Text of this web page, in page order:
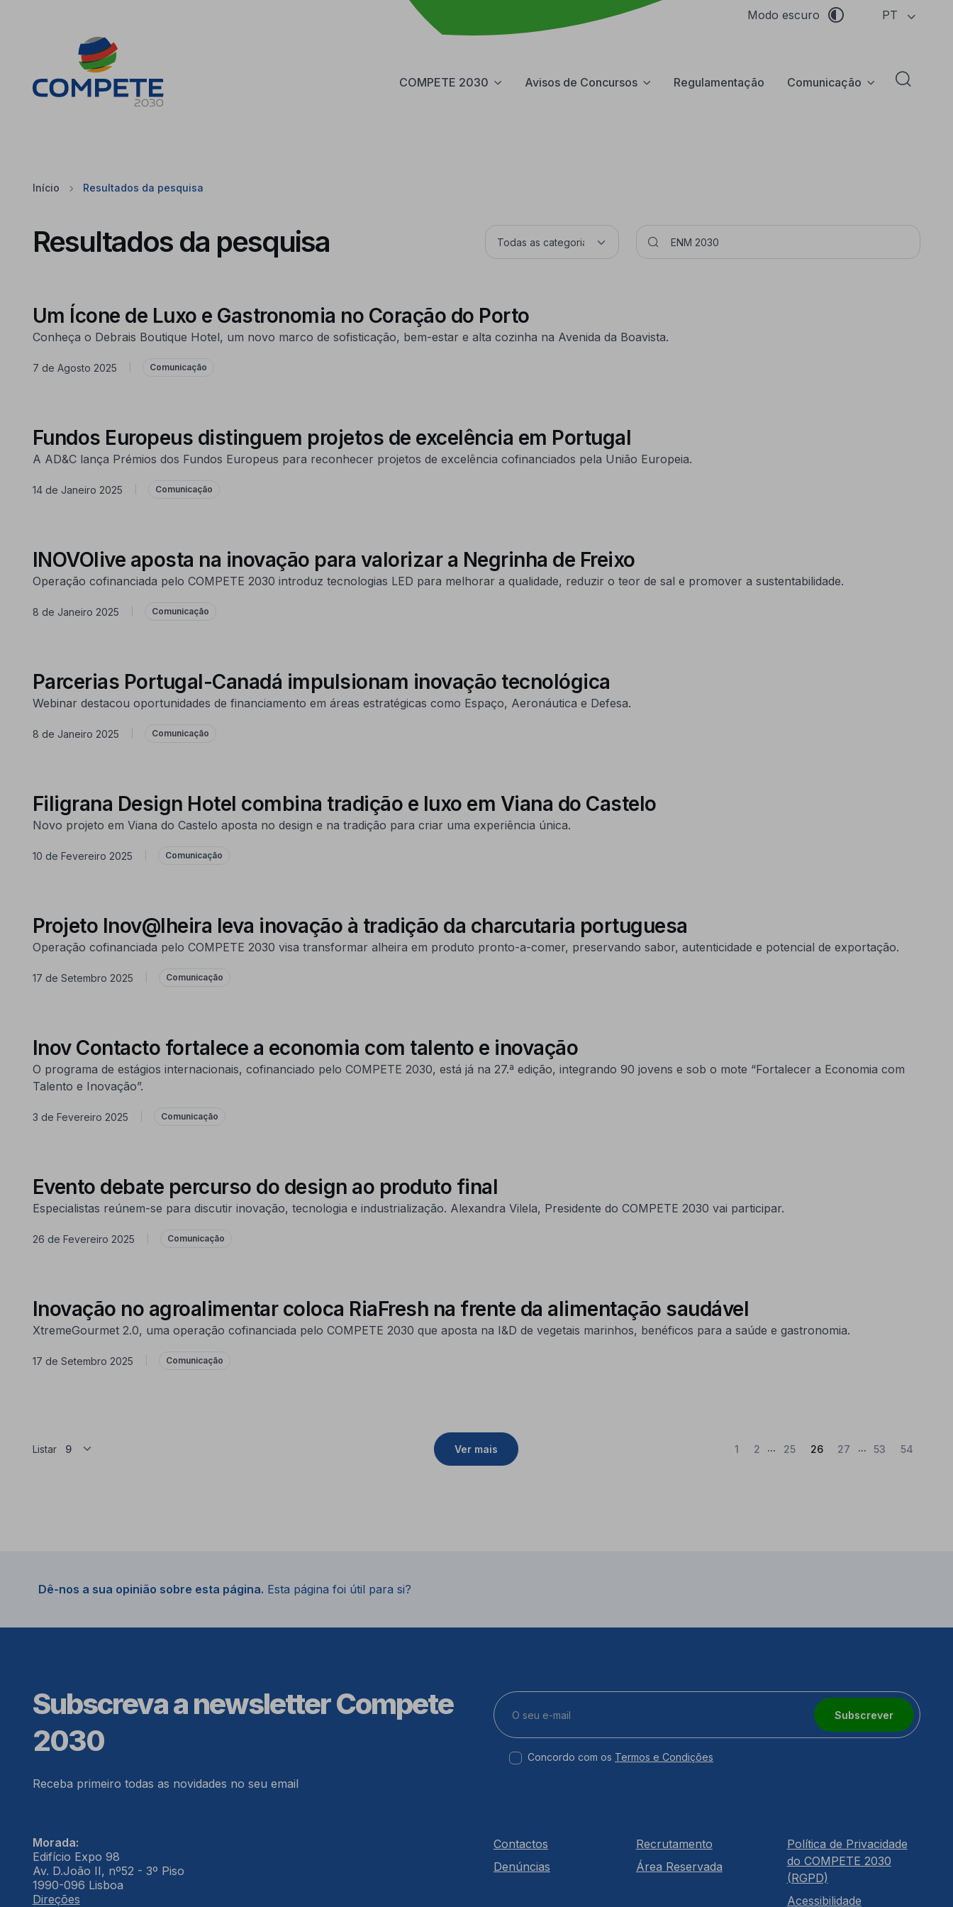
Modo escuro PT
COMPETE 2030 Avisos de Concursos Regulamentação Comunicação Abrir
Início Resultados da pesquisa
Resultados da pesquisa
Um Ícone de Luxo e Gastronomia no Coração do Porto
Conheça o Debrais Boutique Hotel, um novo marco de sofisticação, bem-estar e alta cozinha na Avenida da Boavista.
7 de Agosto 2025 Comunicação
Fundos Europeus distinguem projetos de excelência em Portugal
A AD&C lança Prémios dos Fundos Europeus para reconhecer projetos de excelência cofinanciados pela União Europeia.
14 de Janeiro 2025 Comunicação
INOVOlive aposta na inovação para valorizar a Negrinha de Freixo
Operação cofinanciada pelo COMPETE 2030 introduz tecnologias LED para melhorar a qualidade, reduzir o teor de sal e promover a sustentabilidade.
8 de Janeiro 2025 Comunicação
Parcerias Portugal-Canadá impulsionam inovação tecnológica
Webinar destacou oportunidades de financiamento em áreas estratégicas como Espaço, Aeronáutica e Defesa.
8 de Janeiro 2025 Comunicação
Filigrana Design Hotel combina tradição e luxo em Viana do Castelo
Novo projeto em Viana do Castelo aposta no design e na tradição para criar uma experiência única.
10 de Fevereiro 2025 Comunicação
Projeto Inov@lheira leva inovação à tradição da charcutaria portuguesa
Operação cofinanciada pelo COMPETE 2030 visa transformar alheira em produto pronto-a-comer, preservando sabor, autenticidade e potencial de exportação.
17 de Setembro 2025 Comunicação
Inov Contacto fortalece a economia com talento e inovação
O programa de estágios internacionais, cofinanciado pelo COMPETE 2030, está já na 27.ª edição, integrando 90 jovens e sob o mote “Fortalecer a Economia com
Talento e Inovação”.
3 de Fevereiro 2025 Comunicação
Evento debate percurso do design ao produto final
Especialistas reúnem-se para discutir inovação, tecnologia e industrialização. Alexandra Vilela, Presidente do COMPETE 2030 vai participar.
26 de Fevereiro 2025 Comunicação
Inovação no agroalimentar coloca RiaFresh na frente da alimentação saudável
XtremeGourmet 2.0, uma operação cofinanciada pelo COMPETE 2030 que aposta na I&D de vegetais marinhos, benéficos para a saúde e gastronomia.
17 de Setembro 2025 Comunicação
Listar Ver mais 1 2 ... 25 26(Atual)
27 ... 53 54
Dê-nos a sua opinião sobre esta página. Esta página foi útil para si?
Subscreva a newsletter Compete
2030
Receba primeiro todas as novidades no seu email
Subscrever
Concordo com os Termos e Condições
Morada:
Edifício Expo 98
Av. D.João II, nº52 - 3º Piso
1990-096 Lisboa
Direções
Contactos
Denúncias
Recrutamento
Área Reservada
Política de Privacidade
do COMPETE 2030
(RGPD)
Acessibilidade